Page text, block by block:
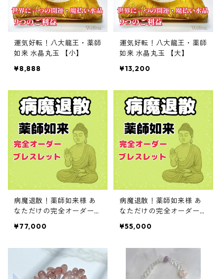
運気好転！八大龍王・薬師
如来 水晶丸玉 【小】
¥8,888
運気好転！八大龍王・薬師
如来 水晶丸玉 【大】
¥13,200
病魔退散！薬師如来様 あ
なただけの完全オーダーブ
¥77,000
病魔退散！薬師如来様 あ
なただけの完全オーダーブ
¥55,000